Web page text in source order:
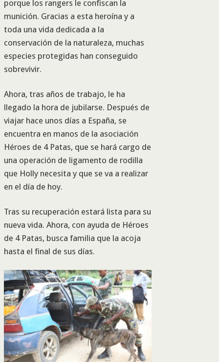
porque los rangers le confiscan la
munición. Gracias a esta heroína y a
toda una vida dedicada a la
conservación de la naturaleza, muchas
especies protegidas han conseguido
sobrevivir.
Ahora, tras años de trabajo, le ha
llegado la hora de jubilarse. Después de
viajar hace unos días a España, se
encuentra en manos de la asociación
Héroes de 4 Patas, que se hará cargo de
una operación de ligamento de rodilla
que Holly necesita y que se va a realizar
en el día de hoy.
Tras su recuperación estará lista para su
nueva vida. Ahora, con ayuda de Héroes
de 4 Patas, busca familia que la acoja
hasta el final de sus días.